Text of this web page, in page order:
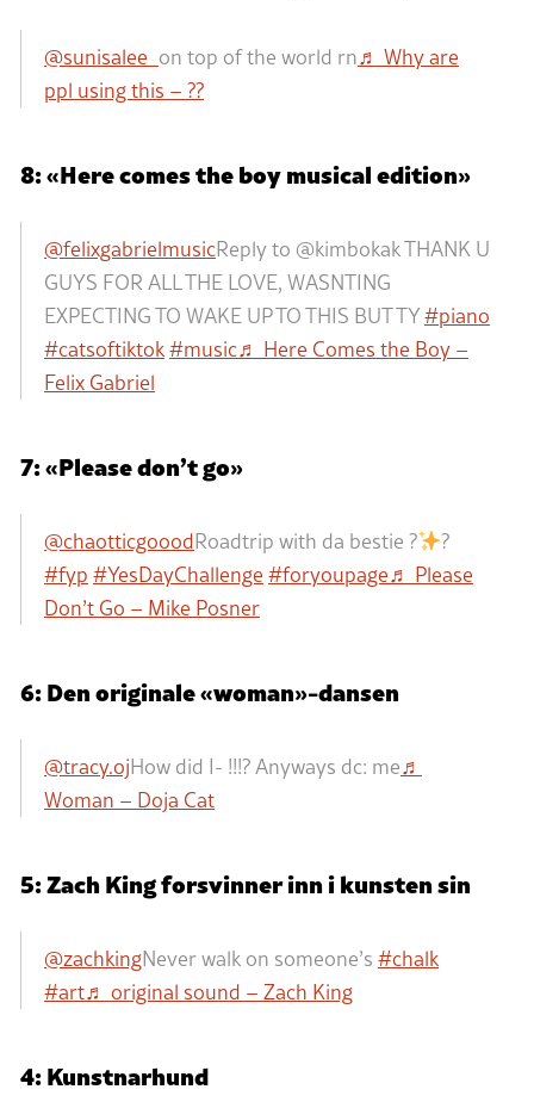
@sunisalee_ on top of the world rn♬ Why are
ppl using this – ??
8: «Here comes the boy musical edition»
@felixgabrielmusicReply to @kimbokak THANK U
GUYS FOR ALL THE LOVE, WASNTING
EXPECTING TO WAKE UP TO THIS BUT TY#piano
#catsoftiktok#music♬ Here Comes the Boy –
Felix Gabriel
7: «Please don’t go»
@chaotticgooodRoadtrip with da bestie ?
?
#fyp #YesDayChallenge #foryoupage♬ Please
Don’t Go – Mike Posner
6: Den originale «woman»-dansen
@tracy.ojHow did I- !!!? Anyways dc: me♬
Woman – Doja Cat
5: Zach King forsvinner inn i kunsten sin
@zachkingNever walk on someone’s #chalk
#art♬ original sound – Zach King
4: Kunstnarhund